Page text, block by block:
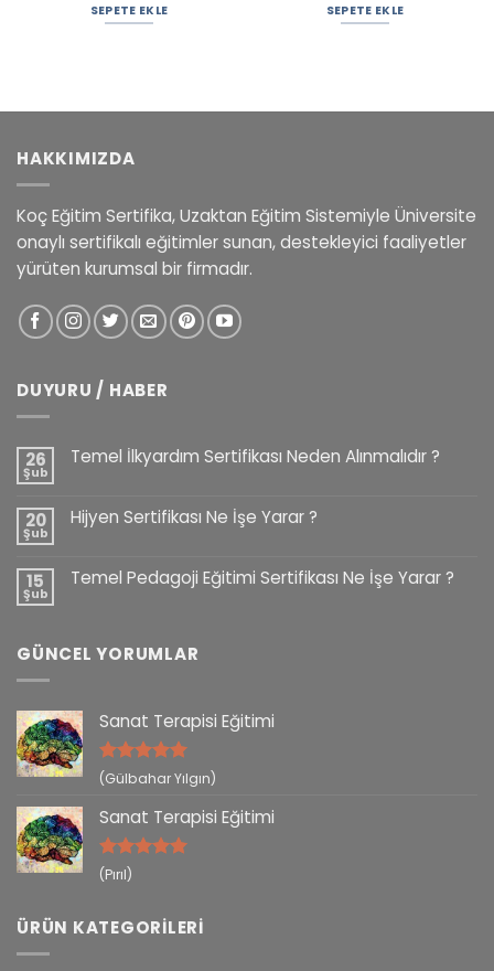
SEPETE EKLE SEPETE EKLE
HAKKIMIZDA
Koç Eğitim Sertifika, Uzaktan Eğitim Sistemiyle Üniversite
onaylı sertifikalı eğitimler sunan, destekleyici faaliyetler
yürüten kurumsal bir firmadır.
DUYURU / HABER
26
Şub
Temel İlkyardım Sertifikası Neden Alınmalıdır ?
20
Şub
Hijyen Sertifikası Ne İşe Yarar ?
15
Şub
Temel Pedagoji Eğitimi Sertifikası Ne İşe Yarar ?
GÜNCEL YORUMLAR
Sanat Terapisi Eğitimi
5 üzerinden
(Gülbahar Yılgın)
Sanat Terapisi Eğitimi
5 üzerinden
(Pırıl)
ÜRÜN KATEGORILERI